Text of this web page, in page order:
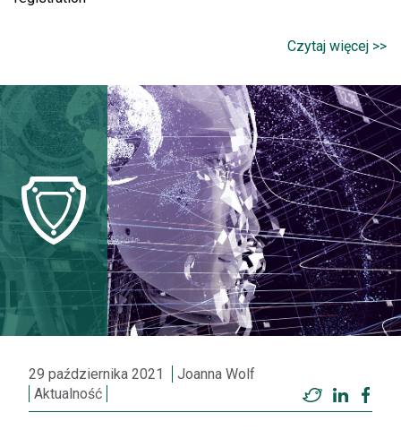
Czytaj więcej >>
29 października 2021
Joanna Wolf
Aktualność
Twitter